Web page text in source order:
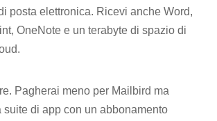
posta elettronica. Ricevi anche Word,
OneNote e un terabyte di spazio di
Pagherai meno per Mailbird ma
suite di app con un abbonamento